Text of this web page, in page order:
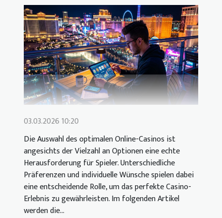
03.03.2026 10:20
Die Auswahl des optimalen Online-Casinos ist
angesichts der Vielzahl an Optionen eine echte
Herausforderung für Spieler. Unterschiedliche
Präferenzen und individuelle Wünsche spielen dabei
eine entscheidende Rolle, um das perfekte Casino-
Erlebnis zu gewährleisten. Im folgenden Artikel
werden die...